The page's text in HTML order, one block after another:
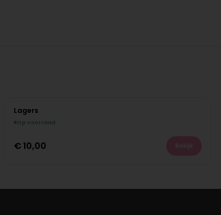
Lagers
Op voorraad
€ 10,00